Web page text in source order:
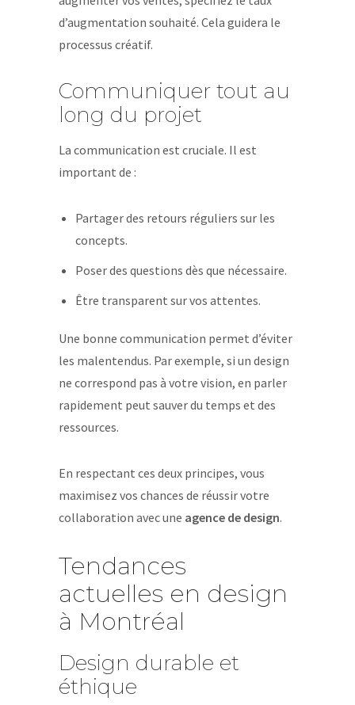
d’augmentation souhaité. Cela guidera le
processus créatif.
Communiquer tout au
long du projet
La communication est cruciale. Il est
important de :
Partager des retours réguliers sur les
concepts.
Poser des questions dès que nécessaire.
Être transparent sur vos attentes.
Une bonne communication permet d’éviter
les malentendus. Par exemple, si un design
ne correspond pas à votre vision, en parler
rapidement peut sauver du temps et des
ressources.
En respectant ces deux principes, vous
maximisez vos chances de réussir votre
collaboration avec une agence de design.
Tendances
actuelles en design
à Montréal
Design durable et
éthique